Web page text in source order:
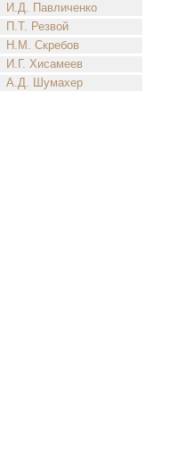
И.Д. Павличенко
П.Т. Резвой
Н.М. Скребов
И.Г. Хисамеев
А.Д. Шумахер